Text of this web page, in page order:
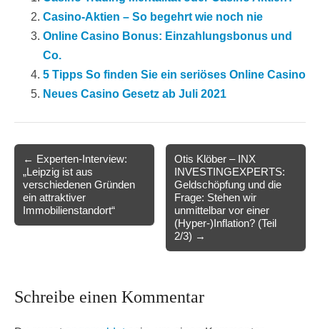
Casino-Aktien – So begehrt wie noch nie
Online Casino Bonus: Einzahlungsbonus und
Co.
5 Tipps So finden Sie ein seriöses Online Casino
Neues Casino Gesetz ab Juli 2021
navigation
← Experten-Interview:
„Leipzig ist aus
verschiedenen Gründen
ein attraktiver
Immobilienstandort“
Otis Klöber – INX
INVESTINGEXPERTS:
Geldschöpfung und die
Frage: Stehen wir
unmittelbar vor einer
(Hyper-)Inflation? (Teil
2/3) →
Schreibe einen Kommentar